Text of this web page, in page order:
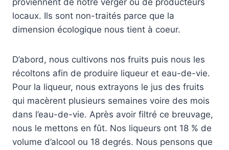
proviennent de notre verger ou de producteurs
locaux. Ils sont non-traités parce que la
dimension écologique nous tient à coeur.
D’abord, nous cultivons nos fruits puis nous les
récoltons afin de produire liqueur et eau-de-vie.
Pour la liqueur, nous extrayons le jus des fruits
qui macèrent plusieurs semaines voire des mois
dans l’eau-de-vie. Après avoir filtré ce breuvage,
nous le mettons en fût. Nos liqueurs ont 18 % de
volume d’alcool ou 18 degrés. Nous pensons que